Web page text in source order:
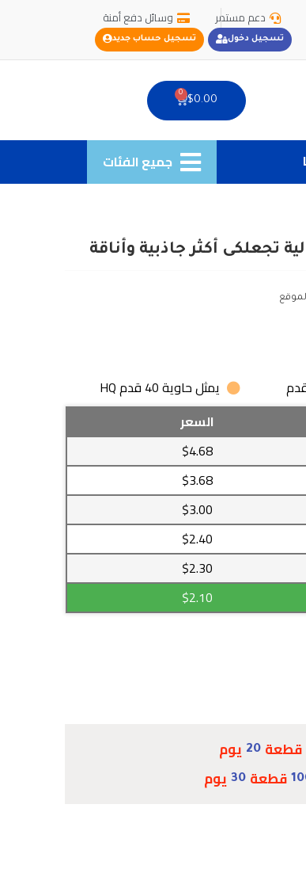
دعم مستمر وسائل دفع أمنة
تسجيل دخول تسجيل حساب جديد
$0.00
0
Cart
جميع الفئات
تجعلكى أكثر جاذبية وأناقة
يمثل حاوية 40 قدم HQ
السعر
$4.68
$3.68
$3.00
$2.40
$2.30
$2.10
قطعة 20 يوم
قطعة 30 يوم